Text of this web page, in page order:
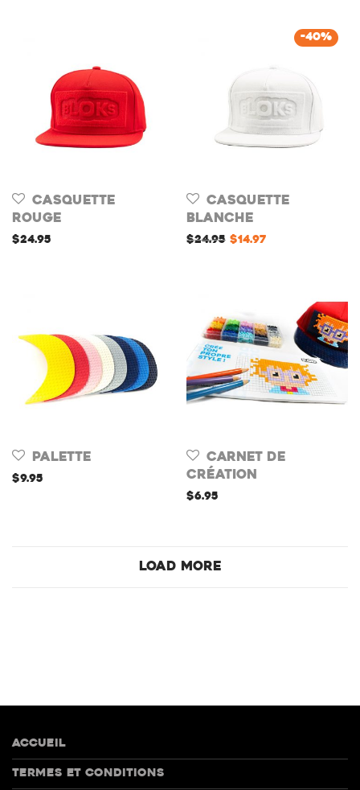
Casquette
Rouge
$24.95
-40%
Casquette
Blanche
$24.95 $14.97
Palette
$9.95
Carnet de
création
$6.95
Load More
Accueil
Termes et conditions